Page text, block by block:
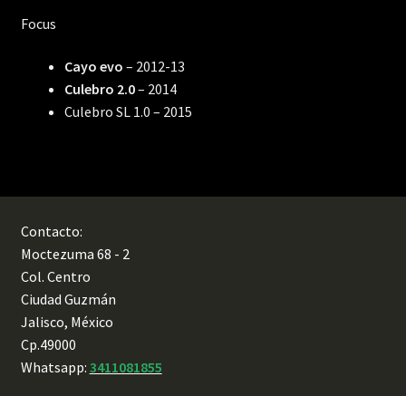
Focus
Cayo evo – 2012-13
Culebro 2.0– 2014
Culebro SL 1.0 – 2015
Contacto:
Moctezuma 68 - 2
Col. Centro
Ciudad Guzmán
Jalisco, México
Cp.49000
Whatsapp: 3411081855